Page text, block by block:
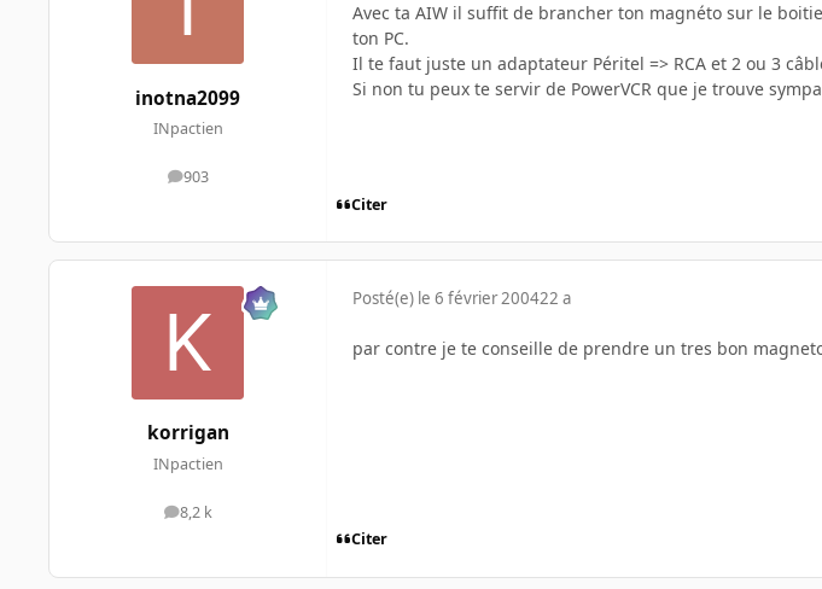
inotna2099
INpactien
903
messages
Avec ta AIW il suffit de brancher ton magnéto sur le
ton PC.
Il te faut juste un adaptateur Péritel => RCA et 2 ou 3
Si non tu peux te servir de PowerVCR que je trouve
Citer
korrigan
INpactien
8,2 k
messages
Posté(e) le 6 février 200422 a
par contre je te conseille de prendre un tres bon
Citer